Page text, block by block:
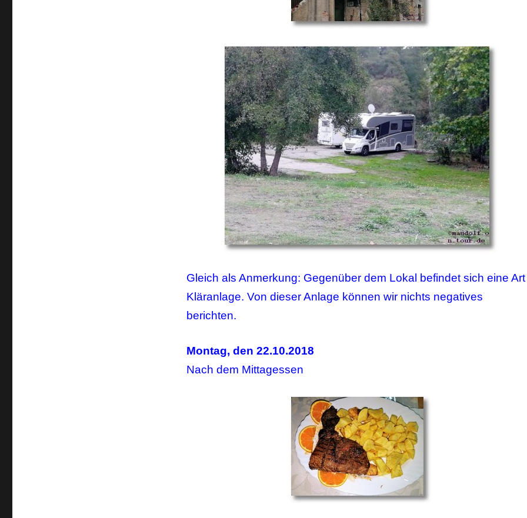
Gleich als Anmerkung: Gegenüber dem Lokal befindet sich eine Art
Kläranlage. Von dieser Anlage können wir nichts negatives
berichten.
Montag, den 22.10.2018
Nach dem Mittagessen